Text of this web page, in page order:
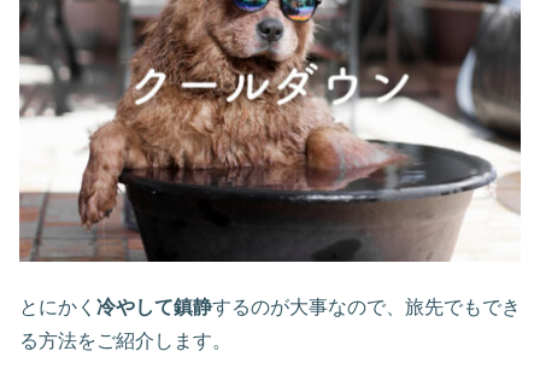
とにかく 冷やして鎮静するのが大事なので、旅先でもでき
る方法をご紹介します。